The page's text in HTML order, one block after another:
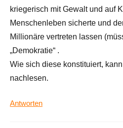
kriegerisch mit Gewalt und auf
Menschenleben sicherte und
Millionäre vertreten lassen
„Demokratie“ .
Wie sich diese konstituiert,
nachlesen.
Antworten